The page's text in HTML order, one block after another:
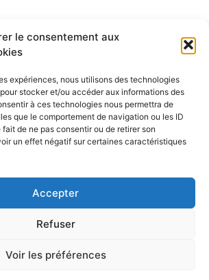
le consentement aux
expériences, nous utilisons des technologies
stocker et/ou accéder aux informations des
à ces technologies nous permettra de
que le comportement de navigation ou les ID
de ne pas consentir ou de retirer son
un effet négatif sur certaines caractéristiques
Accepter
Refuser
Voir les préférences